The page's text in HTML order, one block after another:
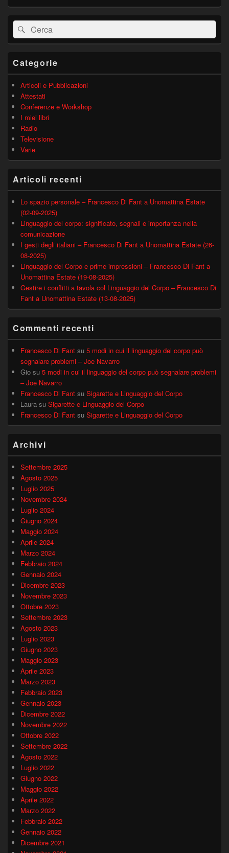
Area
widget
barra
Cerca:Cerca
Categorie
Articoli e Pubblicazioni
Attestati
Conferenze e Workshop
I miei libri
Radio
Televisione
Varie
Articoli recenti
Lo spazio personale – Francesco Di Fant a Unomattina Estate
(02-09-2025)
Linguaggio del corpo: significato, segnali e importanza nella
comunicazione
I gesti degli italiani – Francesco Di Fant a Unomattina Estate (26-
08-2025)
Linguaggio del Corpo e prime impressioni – Francesco Di Fant a
Unomattina Estate (19-08-2025)
Gestire i conflitti a tavola col Linguaggio del Corpo – Francesco Di
Fant a Unomattina Estate (13-08-2025)
Commenti recenti
Francesco Di Fant su 5 modi in cui il linguaggio del corpo può
segnalare problemi – Joe Navarro
Gio su 5 modi in cui il linguaggio del corpo può segnalare problemi
– Joe Navarro
Francesco Di Fant su Sigarette e Linguaggio del Corpo
Laura su Sigarette e Linguaggio del Corpo
Francesco Di Fant su Sigarette e Linguaggio del Corpo
Archivi
Settembre 2025
Agosto 2025
Luglio 2025
Novembre 2024
Luglio 2024
Giugno 2024
Maggio 2024
Aprile 2024
Marzo 2024
Febbraio 2024
Gennaio 2024
Dicembre 2023
Novembre 2023
Ottobre 2023
Settembre 2023
Agosto 2023
Luglio 2023
Giugno 2023
Maggio 2023
Aprile 2023
Marzo 2023
Febbraio 2023
Gennaio 2023
Dicembre 2022
Novembre 2022
Ottobre 2022
Settembre 2022
Agosto 2022
Luglio 2022
Giugno 2022
Maggio 2022
Aprile 2022
Marzo 2022
Febbraio 2022
Gennaio 2022
Dicembre 2021